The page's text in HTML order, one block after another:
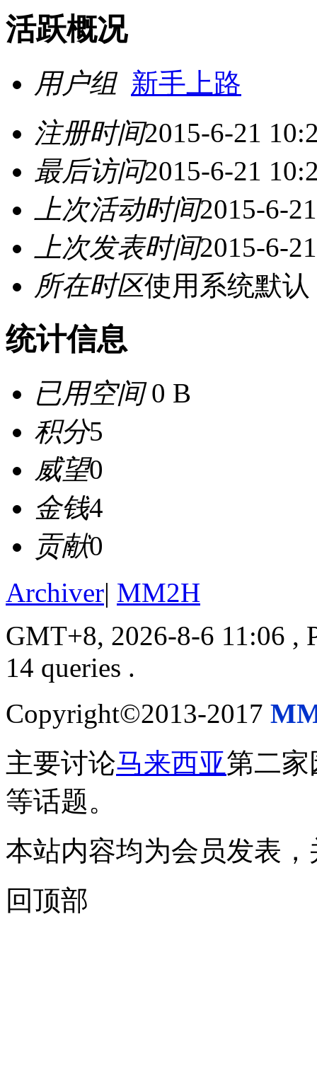
活跃概况
用户组 新手上路
注册时间2015-6-21
最后访问2015-6-21
上次活动时间2015-6-
上次发表时间2015-6-
所在时区使用系统默认
统计信息
已用空间0 B
积分5
威望0
金钱4
贡献0
Archiver| MM2H
GMT+8, 2026-8-6 11:06 ,
14 queries .
Copyright©2013-2017
主要讨论马来西亚第二
等话题。
本站内容均为会员发表
回顶部